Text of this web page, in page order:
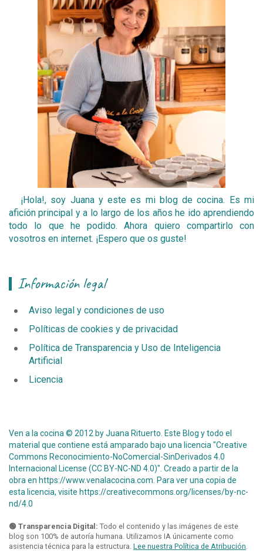
¡Hola!, soy Juana y este es mi blog de cocina. Es mi
afición principal y a lo largo de los años he ido aprendiendo
todo lo que he podido. Ahora quiero compartirlo con
vosotros en internet. ¡Espero que os guste!
Información legal
Aviso legal y condiciones de uso
Políticas de cookies y de privacidad
Política de Transparencia y Uso de Inteligencia
Artificial
Licencia
Ven a la cocina © 2012 by Juana Rituerto. Este Blog y todo el
material que contiene está amparado bajo una licencia "Creative
Commons Reconocimiento-NoComercial-SinDerivados 4.0
Internacional License (CC BY-NC-ND 4.0)". Creado a partir de la
obra en https://www.venalacocina.com . Para ver una copia de
esta licencia, visite https://creativecommons.org/licenses/by-nc-
nd/4.0
🟢 Transparencia Digital: Todo el contenido y las imágenes de este
blog son 100% de autoría humana. Utilizamos IA únicamente como
asistencia técnica para la estructura. Lee nuestra Política de Atribución.